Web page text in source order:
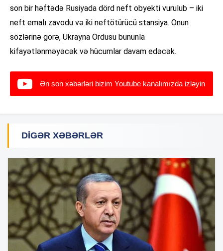
son bir həftədə Rusiyada dörd neft obyekti vurulub – iki
neft emalı zavodu və iki neftötürücü stansiya. Onun
sözlərinə görə, Ukrayna Ordusu bununla
kifayətlənməyəcək və hücumlar davam edəcək.
Ən son xəbərləri bizim Youtube kanalımızda izləyin
DIGƏR XƏBƏRLƏR